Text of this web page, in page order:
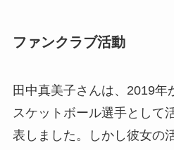
ファンクラブ活動
田中真美子さんは、2019年
スケットボール選手として
表しました。しかし彼女の